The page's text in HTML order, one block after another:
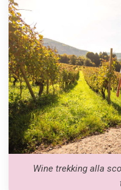
Wine trekking alla